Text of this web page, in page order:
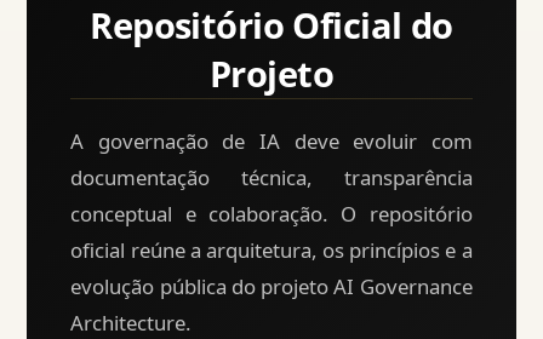
Repositório Oficial do
Projeto
A governação de IA deve evoluir com
documentação técnica, transparência
conceptual e colaboração. O repositório
oficial reúne a arquitetura, os princípios e a
evolução pública do projeto AI Governance
Architecture.